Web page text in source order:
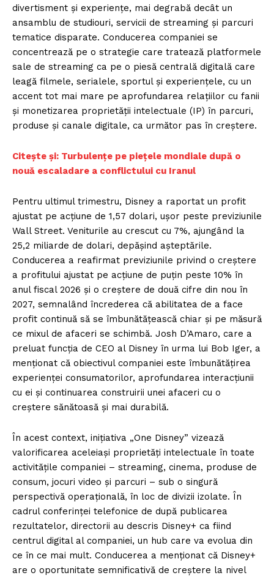
divertisment și experiențe, mai degrabă decât un
ansamblu de studiouri, servicii de streaming și parcuri
tematice disparate. Conducerea companiei se
concentrează pe o strategie care tratează platformele
sale de streaming ca pe o piesă centrală digitală care
leagă filmele, serialele, sportul și experiențele, cu un
accent tot mai mare pe aprofundarea relațiilor cu fanii
și monetizarea proprietății intelectuale (IP) în parcuri,
produse și canale digitale, ca următor pas în creștere.
Citește și: Turbulențe pe piețele mondiale după o
nouă escaladare a conflictului cu Iranul
Pentru ultimul trimestru, Disney a raportat un profit
ajustat pe acțiune de 1,57 dolari, ușor peste previziunile
Wall Street. Veniturile au crescut cu 7%, ajungând la
25,2 miliarde de dolari, depășind așteptările.
Conducerea a reafirmat previziunile privind o creștere
a profitului ajustat pe acțiune de puțin peste 10% în
anul fiscal 2026 și o creștere de două cifre din nou în
2027, semnalând încrederea că abilitatea de a face
profit continuă să se îmbunătățească chiar și pe măsură
ce mixul de afaceri se schimbă. Josh D’Amaro, care a
preluat funcția de CEO al Disney în urma lui Bob Iger, a
menționat că obiectivul companiei este îmbunătățirea
experienței consumatorilor, aprofundarea interacțiunii
cu ei și continuarea construirii unei afaceri cu o
creștere sănătoasă și mai durabilă.
În acest context, inițiativa „One Disney” vizează
valorificarea aceleiași proprietăți intelectuale în toate
activitățile companiei – streaming, cinema, produse de
consum, jocuri video și parcuri – sub o singură
perspectivă operațională, în loc de divizii izolate. În
cadrul conferinței telefonice de după publicarea
rezultatelor, directorii au descris Disney+ ca fiind
centrul digital al companiei, un hub care va evolua din
ce în ce mai mult. Conducerea a menționat că Disney+
are o oportunitate semnificativă de creștere la nivel